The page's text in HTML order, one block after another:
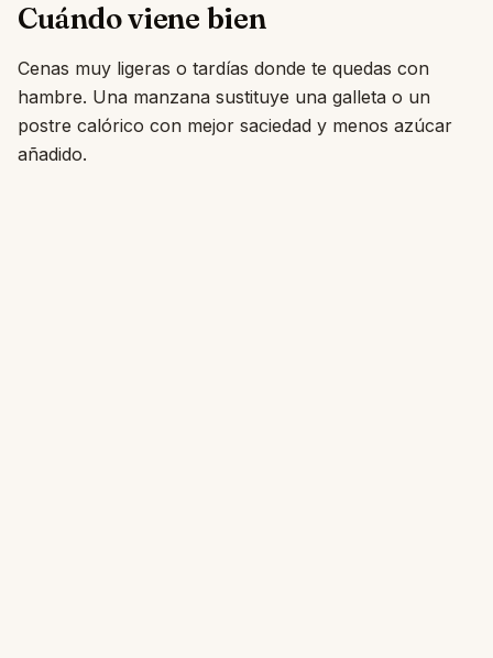
Cuándo viene bien
Cenas muy ligeras o tardías donde te quedas con
hambre. Una manzana sustituye una galleta o un
postre calórico con mejor saciedad y menos azúcar
añadido.